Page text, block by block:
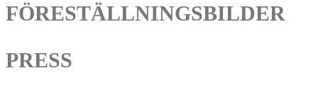
FÖRESTÄLLNINGSBILDER
PRESS